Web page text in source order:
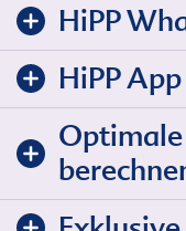
HiPP
HiPP App
Optimale